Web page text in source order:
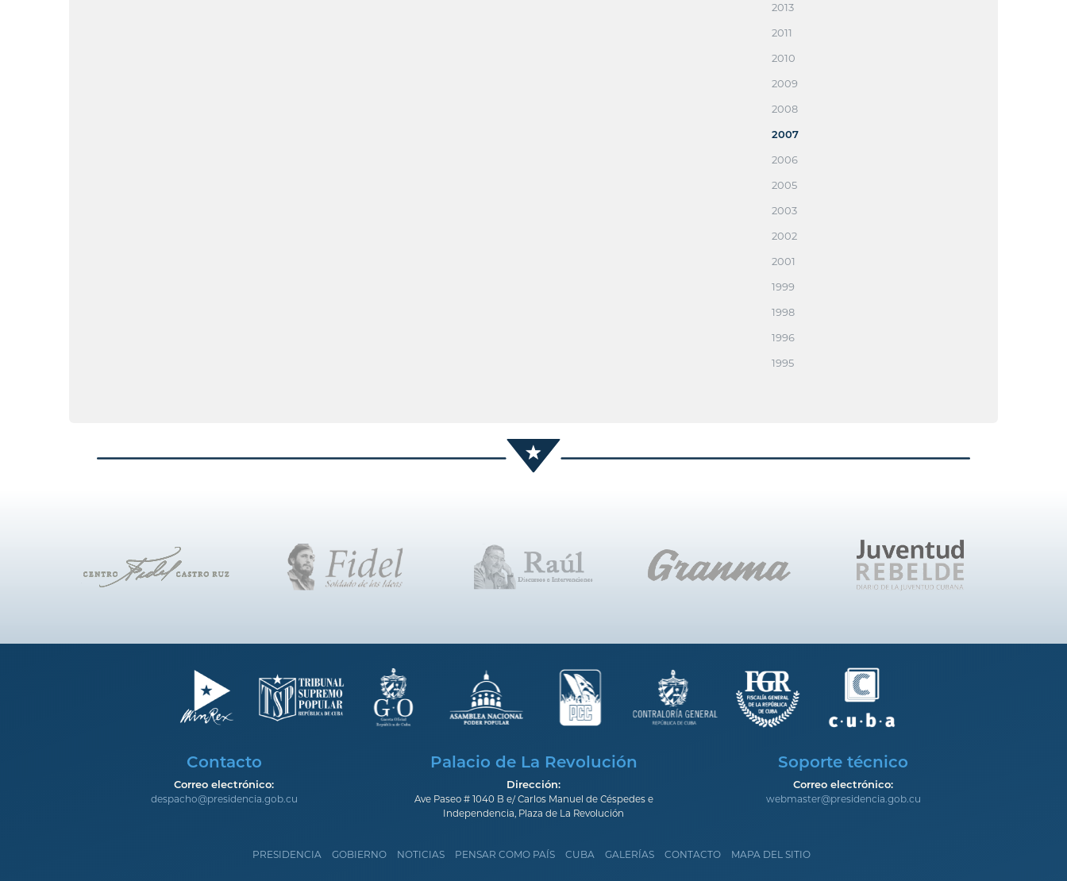
2013
2011
2010
2009
2008
2007
2006
2005
2003
2002
2001
1999
1998
1996
1995
Contacto
Correo electrónico:
despacho@presidencia.gob.cu
Palacio de La Revolución
Dirección:
Ave Paseo # 1040 B e/ Carlos Manuel de Céspedes e
Independencia, Plaza de La Revolución
Soporte técnico
Correo electrónico:
webmaster@presidencia.gob.cu
PRESIDENCIA GOBIERNO NOTICIAS PENSAR COMO PAÍS CUBA GALERÍAS CONTACTO MAPA DEL SITIO